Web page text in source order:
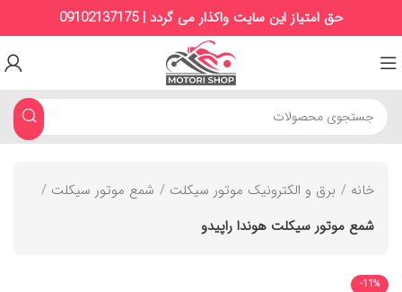
حق امتیاز این سایت واکذار می گردد | 09102137175
خانه برق و الکترونیک موتور سیکلت
شمع موتور سیکلت
شمع موتور سیکلت هوندا راپیدو
-11%